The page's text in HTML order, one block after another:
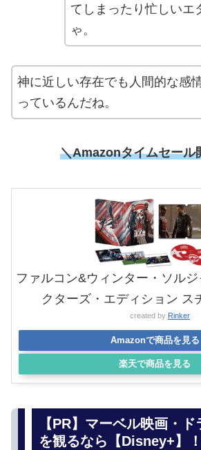
てしまったり忙しいエ
ゃ。
神に近しい存在でも人間的な感
っているんだね。
＼Amazonタイムセール
ファルコン&ウィンター・ソル
クターズ・エディション ス
created by Rinker
Amazonで商品を見る
楽天で商品を見る
【PR】マーベル映画・
を観るなら【Disney+】